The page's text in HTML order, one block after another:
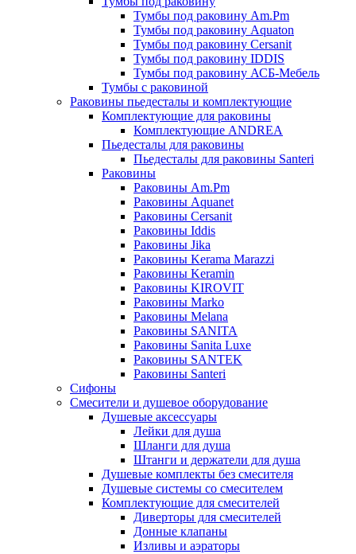
Тумбы под раковину Am.Pm
Тумбы под раковину Aquaton
Тумбы под раковину Cersanit
Тумбы под раковину IDDIS
Тумбы под раковину АСБ-Мебель
Тумбы с раковиной
Раковины пьедесталы и комплектующие
Комплектующие для раковины
Комплектующие ANDREA
Пьедесталы для раковины
Пьедесталы для раковины Santeri
Раковины
Раковины Am.Pm
Раковины Aquanet
Раковины Cersanit
Раковины Iddis
Раковины Jika
Раковины Kerama Marazzi
Раковины Keramin
Раковины KIROVIT
Раковины Marko
Раковины Melana
Раковины SANITA
Раковины Sanita Luxe
Раковины SANTEK
Раковины Santeri
Сифоны
Смесители и душевое оборудование
Душевые аксессуары
Лейки для душа
Шланги для душа
Штанги и держатели для душа
Душевые комплекты без смесителя
Душевые системы со смесителем
Комплектующие для смесителей
Диверторы для смесителей
Донные клапаны
Изливы и аэраторы